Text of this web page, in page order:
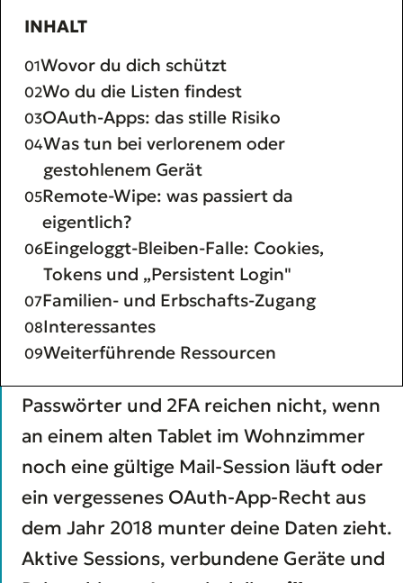
INHALT
Wovor du dich schützt
Wo du die Listen findest
OAuth-Apps: das stille Risiko
Was tun bei verlorenem oder
gestohlenem Gerät
Remote-Wipe: was passiert da
eigentlich?
Eingeloggt-Bleiben-Falle: Cookies,
Tokens und „Persistent Login"
Familien- und Erbschafts-Zugang
Interessantes
Weiterführende Ressourcen
Passwörter und 2FA reichen nicht, wenn
an einem alten Tablet im Wohnzimmer
noch eine gültige Mail-Session läuft oder
ein vergessenes OAuth-App-Recht aus
dem Jahr 2018 munter deine Daten zieht.
Aktive Sessions, verbundene Geräte und